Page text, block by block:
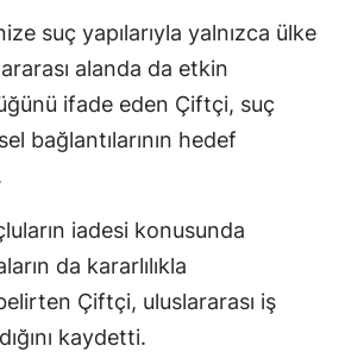
suç yapılarıyla yalnızca ülke
alanda da etkin
ifade eden Çiftçi, suç
bağlantılarının hedef
iadesi konusunda
da kararlılıkla
Çiftçi, uluslararası iş
kaydetti.